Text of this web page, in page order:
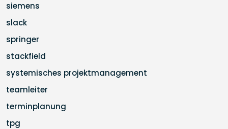
siemens
slack
springer
stackfield
systemisches projektmanagement
teamleiter
terminplanung
tpg